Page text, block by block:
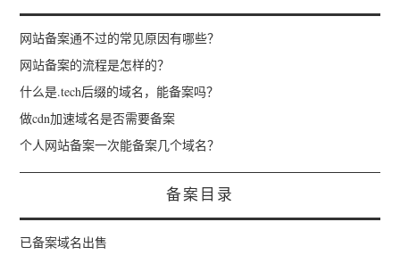
网站备案通不过的常见原因有哪些？
网站备案的流程是怎样的？
什么是.tech后缀的域名，能备案吗？
做cdn加速域名是否需要备案
个人网站备案一次能备案几个域名？
备案目录
已备案域名出售